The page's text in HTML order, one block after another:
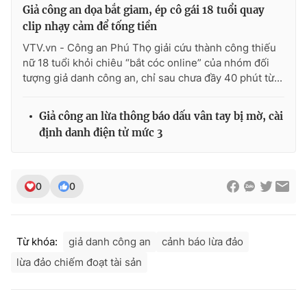
THỜI BÁO VTV
Theo dõi báo trên
Cơ quan báo chí:
Tổng Biên tập:Vũ Thanh Thủy
Phó Tổng Biên tập:Nguyễn Thị Mỹ Hạnh, Phạm Quốc Thắng,
Giả công an dọa bắt giam, ép cô gái 18 tuổi quay
clip nhạy cảm để tống tiền
VTV.vn - Công an Phú Thọ giải cứu thành công thiếu
nữ 18 tuổi khỏi chiêu “bắt cóc online” của nhóm đối
tượng giả danh công an, chỉ sau chưa đầy 40 phút từ...
Giả công an lừa thông báo dấu vân tay bị mờ, cài
định danh điện tử mức 3
0 0
Từ khóa: giả danh công an
cảnh báo lừa đảo
lừa đảo chiếm đoạt tài sản